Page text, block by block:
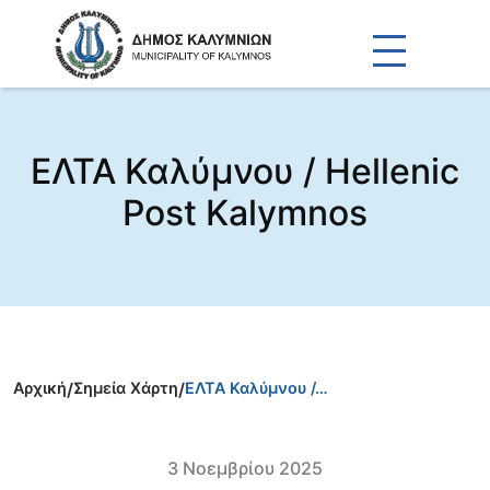
ΕΛΤΑ Καλύμνου / Hellenic
Post Kalymnos
Αρχική/Σημεία Χάρτη/ΕΛΤΑ Καλύμνου /…
3 Νοεμβρίου 2025